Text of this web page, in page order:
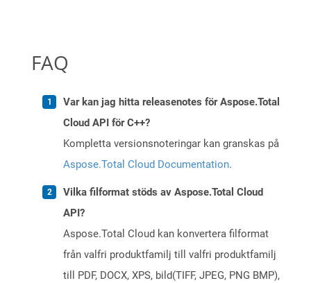
FAQ
Var kan jag hitta releasenotes för Aspose.Total
Cloud API för C++?
Kompletta versionsnoteringar kan granskas på
Aspose.Total Cloud Documentation.
Vilka filformat stöds av Aspose.Total Cloud
API?
Aspose.Total Cloud kan konvertera filformat
från valfri produktfamilj till valfri produktfamilj
till PDF, DOCX, XPS, bild(TIFF, JPEG, PNG BMP),